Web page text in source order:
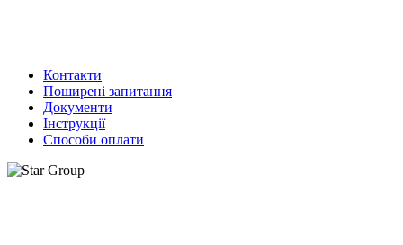
Контакти
Поширені запитання
Документи
Інструкції
Способи оплати